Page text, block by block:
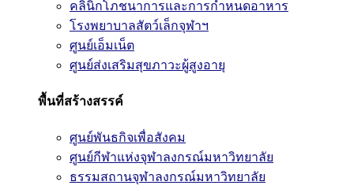
คลินิกโภชนาการและการกำหนดอาหาร
โรงพยาบาลสัตว์เล็กจุฬาฯ
ศูนย์เอ็มเน็ต
ศูนย์ส่งเสริมสุขภาวะผู้สูงอายุ
พื้นที่สร้างสรรค์
ศูนย์พันธกิจเพื่อสังคม
ศูนย์กีฬาแห่งจุฬาลงกรณ์มหาวิทยาลัย
ธรรมสถานจุฬาลงกรณ์มหาวิทยาลัย